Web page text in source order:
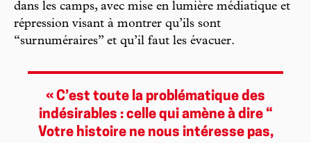
dans les camps, avec mise en lumière médiatique et
répression visant à montrer qu’ils sont
“surnuméraires” et qu’il faut les évacuer.
« C’est toute la problématique des
indésirables : celle qui amène à dire “
Votre histoire ne nous intéresse pas,